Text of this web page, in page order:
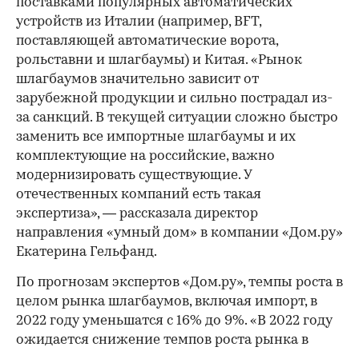
устройств из Италии (например, BFT,
поставляющей автоматические ворота,
рольставни и шлагбаумы) и Китая. «Рынок
шлагбаумов значительно зависит от
зарубежной продукции и сильно пострадал из-
за санкций. В текущей ситуации сложно быстро
заменить все импортные шлагбаумы и их
комплектующие на российские, важно
модернизировать существующие. У
отечественных компаний есть такая
экспертиза», — рассказала директор
направления «умный дом» в компании «Дом.ру»
Екатерина Гельфанд.
По прогнозам экспертов «Дом.ру», темпы роста в
целом рынка шлагбаумов, включая импорт, в
2022 году уменьшатся с 16% до 9%. «В 2022 году
ожидается снижение темпов роста рынка в